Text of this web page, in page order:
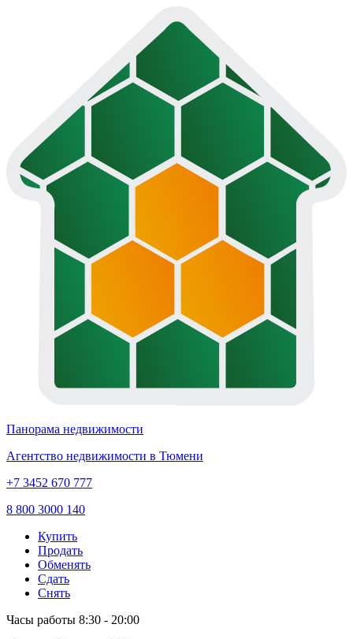
Панорама недвижимости
Агентство недвижимости в Тюмени
+7 3452 670 777
8 800 3000 140
Купить
Продать
Обменять
Сдать
Снять
Часы работы 8:30 - 20:00